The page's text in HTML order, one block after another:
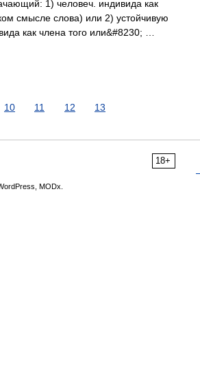
1) человеч. индивида как
смысле слова) или 2) устойчивую
как члена того или&#8230; …
10 11 12 13
18+
MODx.